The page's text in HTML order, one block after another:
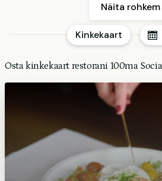
Näita rohkem
Kinkekaart
Osta kinkekaart restorani 100ma